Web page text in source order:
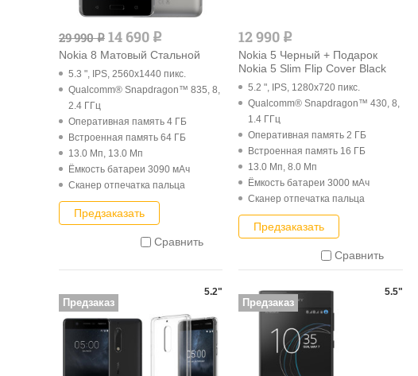
29 990q 14 690 q
Nokia 8 Матовый Стальной
5.3 ", IPS, 2560x1440 пикс.
Qualcomm® Snapdragon™ 835, 8,
2.4 ГГц
Оперативная память 4 ГБ
Встроенная память 64 ГБ
13.0 Мп, 13.0 Мп
Ёмкость батареи 3090 мАч
Cканер отпечатка пальца
Предзаказать
Сравнить
12 990 q
Nokia 5 Черный + Подарок
Nokia 5 Slim Flip Cover Black
5.2 ", IPS, 1280x720 пикс.
Qualcomm® Snapdragon™ 430, 8,
1.4 ГГц
Оперативная память 2 ГБ
Встроенная память 16 ГБ
13.0 Мп, 8.0 Мп
Ёмкость батареи 3000 мАч
Cканер отпечатка пальца
Предзаказать
Сравнить
5.2"
Предзаказ
5.5"
Предзаказ